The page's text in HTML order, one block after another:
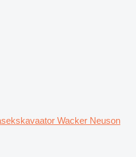
Wacker Neuson